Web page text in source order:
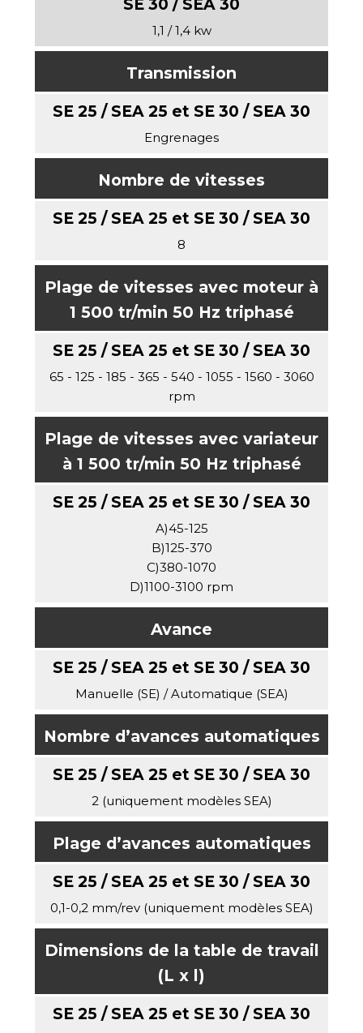
1,1 / 1,4 kw
Transmission
Engrenages
Nombre de vitesses
8
Plage de vitesses avec moteur à
1 500 tr/min 50 Hz triphasé
65 - 125 - 185 - 365 - 540 - 1055 - 1560 - 3060
rpm
Plage de vitesses avec variateur
à 1 500 tr/min 50 Hz triphasé
A)45-125
B)125-370
C)380-1070
D)1100-3100 rpm
Avance
Manuelle (SE) / Automatique (SEA)
Nombre d’avances automatiques
2 (uniquement modèles SEA)
Plage d’avances automatiques
0,1-0,2 mm/rev (uniquement modèles SEA)
Dimensions de la table de travail
(L x l)